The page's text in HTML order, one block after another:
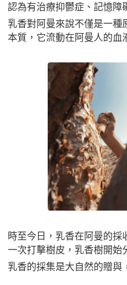
認為有治療抑鬱症、記憶障
乳香對阿曼來說不僅是一種
本質，它流動在阿曼人的血
時至今日，乳香在阿曼的採
一次打擊樹皮，乳香樹開始
乳香的採集是大自然的贈與